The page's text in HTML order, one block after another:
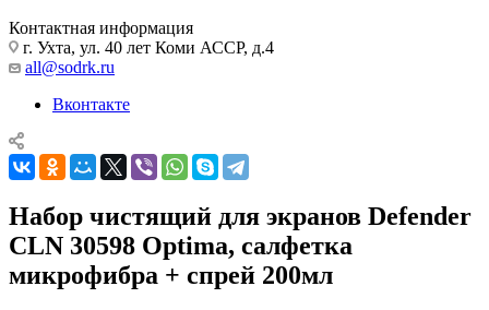
Контактная информация
г. Ухта, ул. 40 лет Коми АССР, д.4
all@sodrk.ru
Вконтакте
Набор чистящий для экранов Defender
CLN 30598 Optima, салфетка
микрофибра + спрей 200мл